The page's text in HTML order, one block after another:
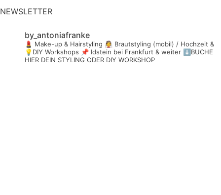
NEWSLETTER
by_antoniafranke
💄 Make-up & Hairstyling 👰 Brautstyling (mobil) / Hochzeit &
💡DIY Workshops 📌 Idstein bei Frankfurt & weiter ⬇️BUCHE
HIER DEIN STYLING ODER DIY WORKSHOP